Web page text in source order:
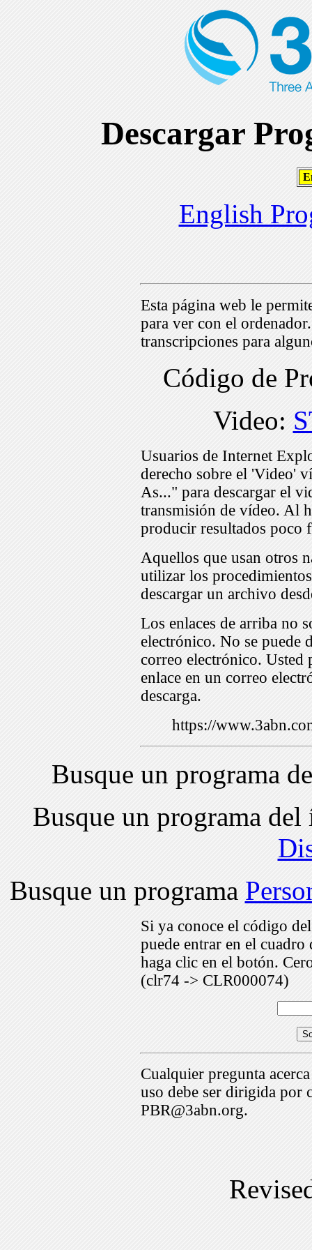
Descargar
English
Esta página web le
para ver con el
transcripciones para
Código de
Video:
Usuarios de Internet
derecho sobre el 'Video'
As..." para descargar el
transmisión de vídeo. Al
producir resultados poco
Aquellos que usan otros
utilizar los
descargar un archivo
Los enlaces de arriba no
electrónico. No se puede
correo electrónico. Usted
enlace en un correo
descarga.
https://
Busque un programa
Busque un programa
Busque un programa
Si ya conoce el código
puede entrar en el
haga clic en el botón.
(clr74 -> CLR000074)
Cualquier pregunta
uso debe ser dirigida por
PBR@3abn.org.